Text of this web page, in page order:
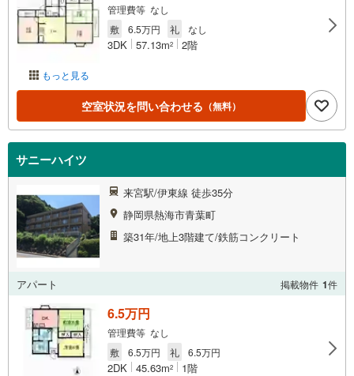
もっと見る
管理費等 なし
敷
6.5万円 礼 なし
3DK 57.13m2 2階
空室状況を問い合わせる （無料）
サニーハイツ
来宮駅/伊東線 徒歩35分
静岡県熱海市青葉町
築31年/地上3階建て/鉄筋コンクリート
アパート 掲載物件 1件
6.5万円
管理費等 なし
敷
6.5万円 礼 6.5万円
2DK 45.63m2 1階